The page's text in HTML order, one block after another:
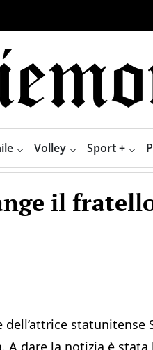
Volley Sport +
il
statunitense
dare la notizia è